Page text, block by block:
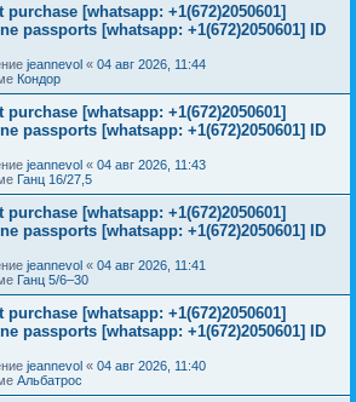
[whatsapp: +1(672)2050601]
passports [whatsapp: +1(672)2050601] ID
jeannevol « 04 авг 2026, 11:44
Кондор
[whatsapp: +1(672)2050601]
passports [whatsapp: +1(672)2050601] ID
jeannevol « 04 авг 2026, 11:43
Ганц 16/27,5
[whatsapp: +1(672)2050601]
passports [whatsapp: +1(672)2050601] ID
jeannevol « 04 авг 2026, 11:41
Ганц 5/6–30
[whatsapp: +1(672)2050601]
passports [whatsapp: +1(672)2050601] ID
jeannevol « 04 авг 2026, 11:40
Альбатрос